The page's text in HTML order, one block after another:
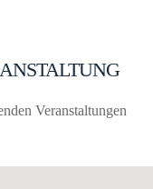
Veranstaltungen